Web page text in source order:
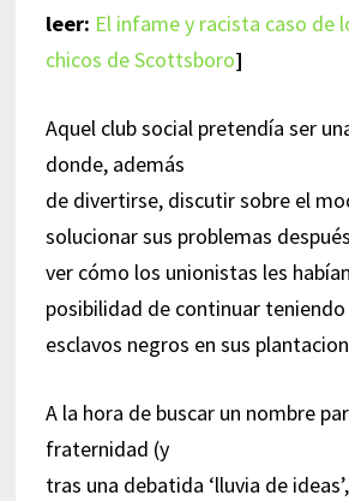
leer: El infame y racista caso de
chicos de Scottsboro]
Aquel club social pretendía ser
donde, además
de divertirse, discutir sobre el
solucionar sus problemas
ver cómo los unionistas les
posibilidad de continuar teniendo
esclavos negros en sus
A la hora de buscar un nombre
fraternidad (y
tras una debatida ‘lluvia de